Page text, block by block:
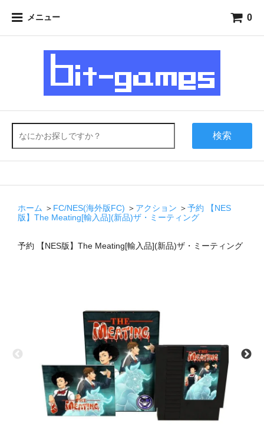
メニュー 0
検索
ホーム ＞ FC/NES(海外版FC) ＞ アクション ＞予約 【NES
版】The Meating[輸入品](新品)ザ・ミーティング
予約 【NES版】The Meating[輸入品](新品)ザ・ミーティング